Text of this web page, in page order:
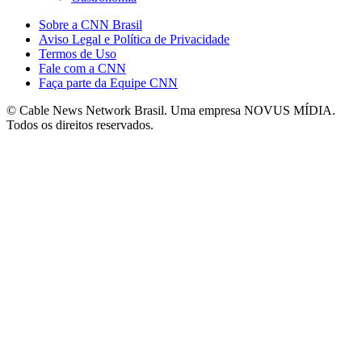
Sobre a CNN Brasil
Aviso Legal e Política de Privacidade
Termos de Uso
Fale com a CNN
Faça parte da Equipe CNN
© Cable News Network Brasil. Uma empresa NOVUS MÍDIA.
Todos os direitos reservados.